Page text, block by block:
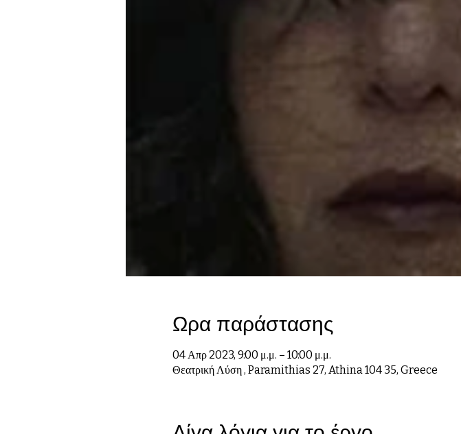
Ωρα παράστασης
04 Απρ 2023, 9:00 μ.μ. – 10:00 μ.μ.
Θεατρική Λύση , Paramithias 27, Athina 104 35, Greece